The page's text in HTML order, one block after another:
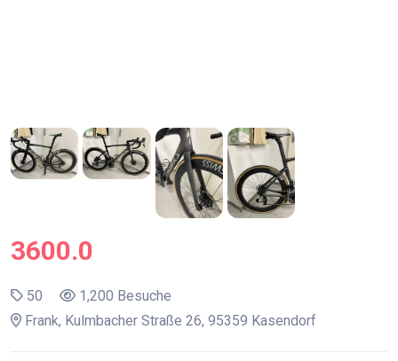
3600.0
50
1,200 Besuche
Frank, Kulmbacher Straße 26, 95359 Kasendorf